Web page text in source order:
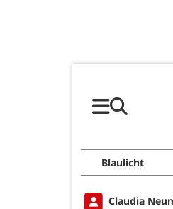
Blaulicht
Claudia